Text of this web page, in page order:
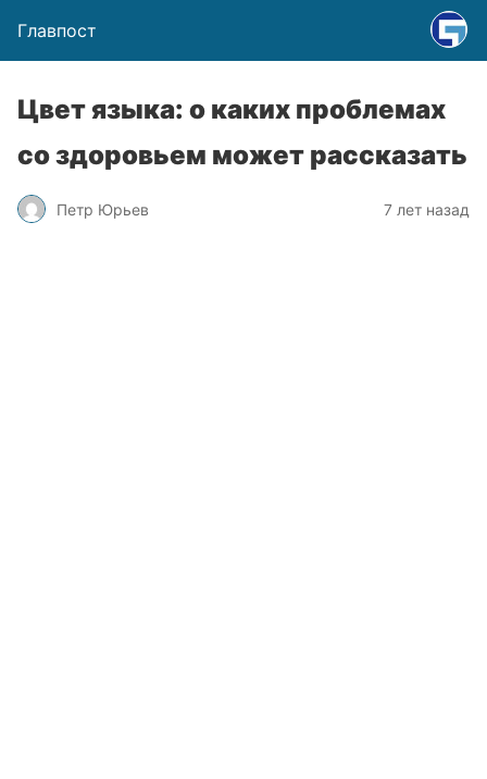
Главпост
Цвет языка: о каких проблемах
со здоровьем может рассказать
Петр Юрьев 7 лет назад